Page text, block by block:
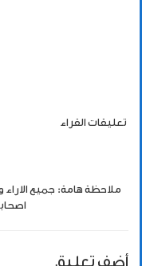
تعليقات القراء
ملاحظة هامة: جميع
أضف تعليق